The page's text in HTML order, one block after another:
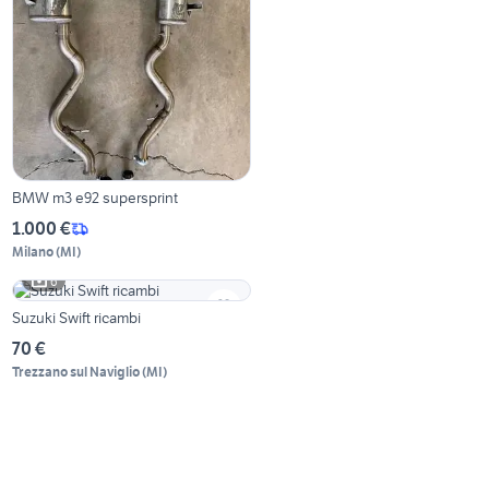
BMW m3 e92 supersprint
1.000 €
Milano(MI)
6
Suzuki Swift ricambi
70 €
Trezzano sul Naviglio(MI)